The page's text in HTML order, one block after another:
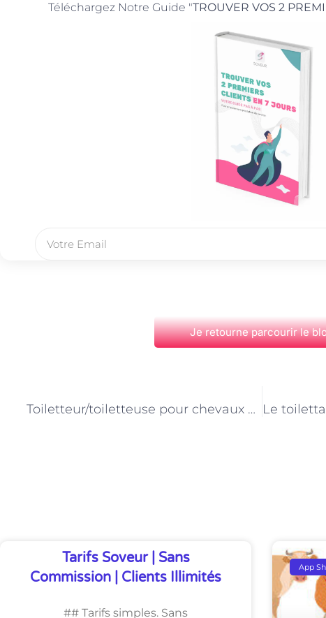
Téléchargez Notre Guide "TROUVER VOS 2
Je retourne parcourir le
Toiletteur/toiletteuse pour chevaux à Paris : un métier exigeant et gratifiant
Tarifs Soveur | Sans
Commission | Clients Illimités
## Tarifs simples. Sans
App